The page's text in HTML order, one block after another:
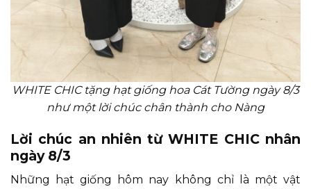
WHITE CHIC tặng hạt giống hoa Cát Tường ngày 8/3
như một lời chúc chân thành cho Nàng
Lời chúc an nhiên từ WHITE CHIC nhân
ngày 8/3
Những hạt giống hôm nay không chỉ là một vật